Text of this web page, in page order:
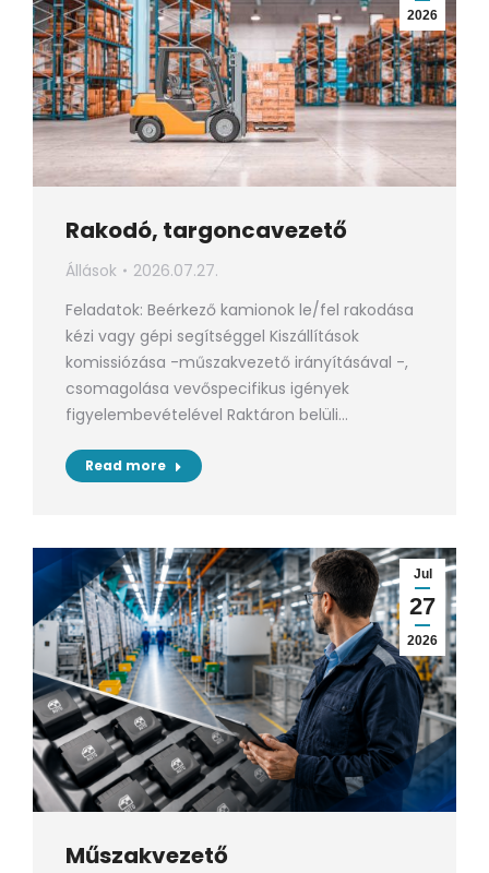
2026
Rakodó, targoncavezető
Állások
2026.07.27.
Feladatok: Beérkező kamionok le/fel rakodása
kézi vagy gépi segítséggel Kiszállítások
komissiózása -műszakvezető irányításával -,
csomagolása vevőspecifikus igények
figyelembevételével Raktáron belüli…
Read more
Jul
27
2026
Műszakvezető